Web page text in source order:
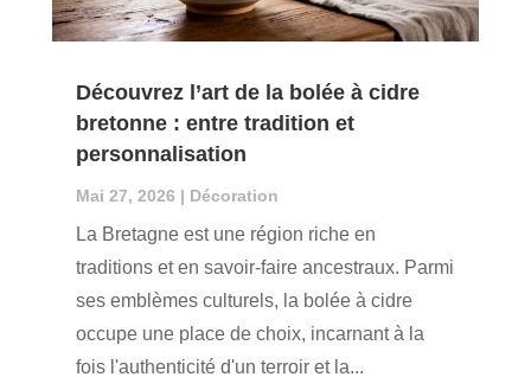
Découvrez l’art de la bolée à cidre
bretonne : entre tradition et
personnalisation
Mai 27, 2026 | Décoration
La Bretagne est une région riche en
traditions et en savoir-faire ancestraux. Parmi
ses emblèmes culturels, la bolée à cidre
occupe une place de choix, incarnant à la
fois l'authenticité d'un terroir et la...